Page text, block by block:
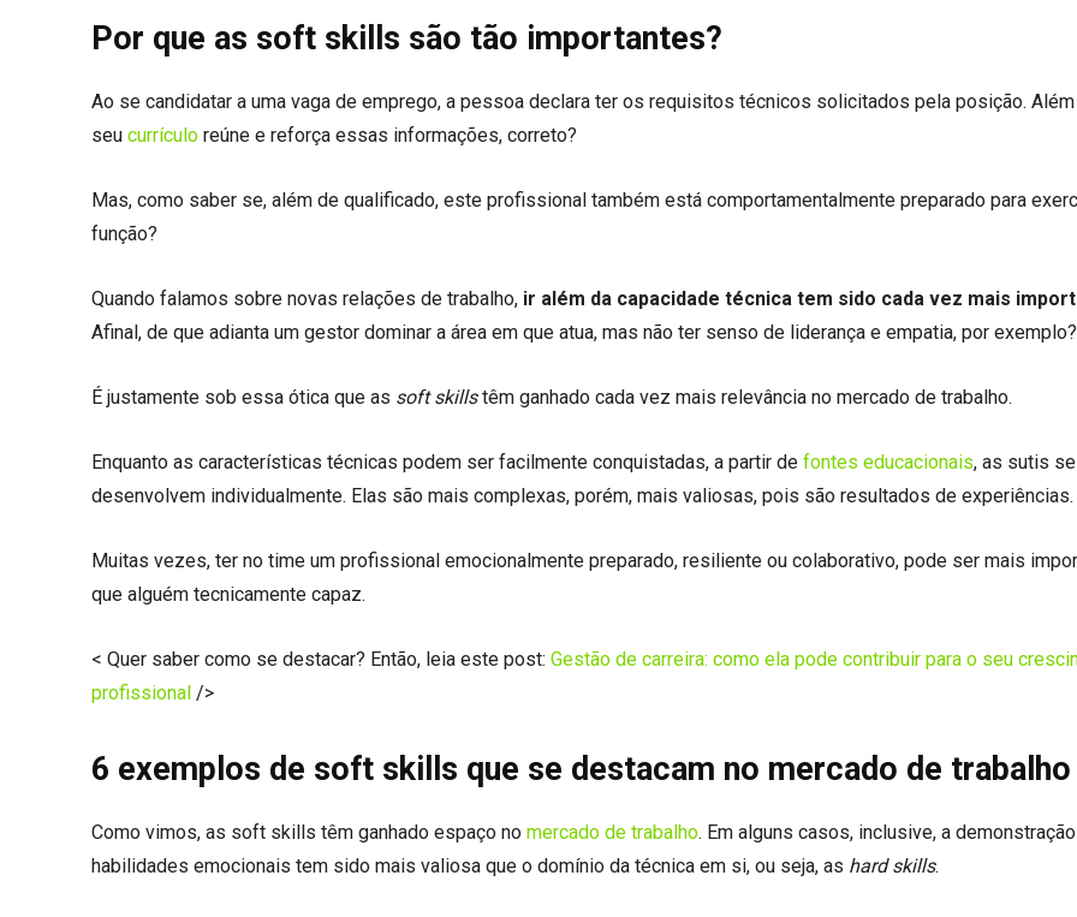
Por que as soft skills são tão importantes?
Ao se candidatar a uma vaga de emprego, a pessoa declara ter os requisitos técnicos solicitados pela posição.
seu currículo reúne e reforça essas informações, correto?
Mas, como saber se, além de qualificado, este profissional também está comportamentalmente preparado para
função?
Quando falamos sobre novas relações de trabalho, ir além da capacidade técnica tem sido cada vez mais
Afinal, de que adianta um gestor dominar a área em que atua, mas não ter senso de liderança e empatia, por exemplo?
É justamente sob essa ótica que as soft skillstêm ganhado cada vez mais relevância no mercado de trabalho.
Enquanto as características técnicas podem ser facilmente conquistadas, a partir de fontes educacionais, as sutis se
desenvolvem individualmente. Elas são mais complexas, porém, mais valiosas, pois são resultados de experiências.
Muitas vezes, ter no time um profissional emocionalmente preparado, resiliente ou colaborativo, pode ser mais
que alguém tecnicamente capaz.
< Quer saber como se destacar? Então, leia este post: Gestão de carreira: como ela pode contribuir para o seu
profissional />
6 exemplos de soft skills que se destacam no mercado de trabalho
Como vimos, as soft skills têm ganhado espaço no mercado de trabalho. Em alguns casos, inclusive, a
habilidades emocionais tem sido mais valiosa que o domínio da técnica em si, ou seja, as hard skills.